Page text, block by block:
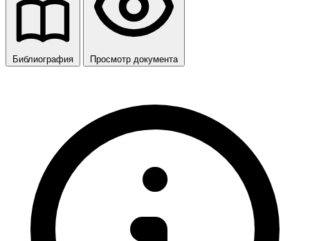
Библиография Просмотр документа